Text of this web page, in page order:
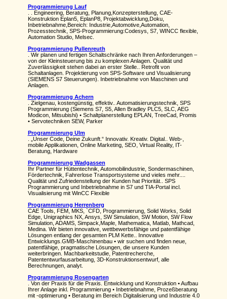
Programmierung Lauf
. . Engineering, Beratung, Planung,Konzepterstellung, CAE-
Konstruktion Eplan5, EplanP8, Projektabwicklung,Doku,
Inbetriebnahme,Bereich: Industrie,Automotive,Automation,
Prozesstechnik, SPS-Programmierung:Codesys, S7, WINCC flexible,
Automation Studio, Melsec.
Programmierung Pullenreuth
. Wir planen und fertigen Schaltschränke nach Ihren Anforderungen –
von der Kleinsteuerung bis zu komplexen Anlagen. Qualität und
Zuverlässigkeit stehen dabei an erster Stelle.. Retrofit von
Schaltanlagen. Projektierung von SPS-Software und Visualisierung
(SIEMENS S7 Steuerungen). Inbetriebnahme von Maschinen und
Anlagen.
Programmierung Achern
. Zielgenau, kostengünstig, effektiv.. Automatisierungstechnik, SPS
Programmierung (Siemens S7, S5, Allen Bradley PLC5, SLC, AEG
Modicon, Mitsubishi) • Schaltplanerstellung EPLAN, TreeCad, Promis
• Servotechniken SEW, Parker
Programmierung Ulm
. „Unser Code, Deine Zukunft.“ Innovativ. Kreativ. Digital.. Web-,
mobile Applikationen, Online Marketing, SEO, Virtual Reality, IT-
Beratung, Hardware
Programmierung Wadgassen
Ihr Partner für Hüttentechnik, Automobilindustrie, Sondermaschinen,
Fördertechnik, Fahrerlose Transportsysteme und vieles mehr....
Qualität und Zufriedenstellung der Kunden hat Priorität.. SPS
Programmierung und Inbetriebnahme in S7 und TIA-Portal incl.
Visualisierung mit WinCC Flexible
Programmierung Herrenberg
CAE Tools, FEM, MKS, `CFD, Programmierung, Solid Works, Solid
Edge, Unigraphics NX, Ansys, SW Simulation, SW Motion, SW Flow
Simulation, ADAMS, Simpack,Maple, Mathematica, Matlab, Mathcad,
Medina. Wir bieten innovative, wettbewerbsfähige und patentfähige
Lösungen entlang der gesamten PLM Kette.. Innovative
Entwicklungs.GMB-Maschinenbau • wir suchen und finden neue,
patentfähige, pragmatische Lösungen, die unsere Kunden
weiterbringen. Machbarkeitstudie, Patentrecherche,
Patententwurfausarbeitung, 3D-Konstruktionsentwurf, alle
Berechnungen, analyt.
Programmierung Rosengarten
. Von der Praxis für die Praxis. Entwicklung und Konstruktion • Aufbau
Ihrer Anlage inkl. Programmierung • Inbetriebnahme, Prozeßberatung
mit -optimierung • Beratung im Bereich Digitalisierung und Industrie 4.0